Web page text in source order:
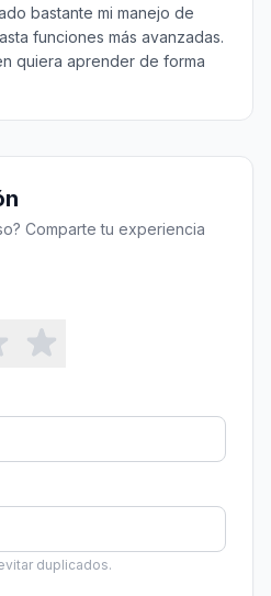
bastante mi manejo de
funciones más avanzadas.
quiera aprender de forma
Comparte tu experiencia
duplicados.